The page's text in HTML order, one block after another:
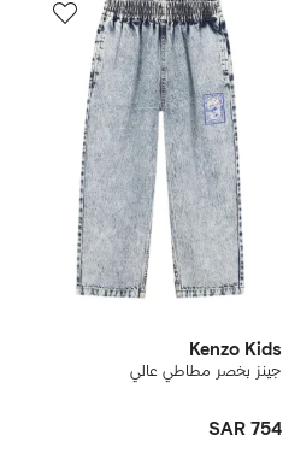
Kenzo Kids
جينز بخصر مطاطي عالي
SAR 754